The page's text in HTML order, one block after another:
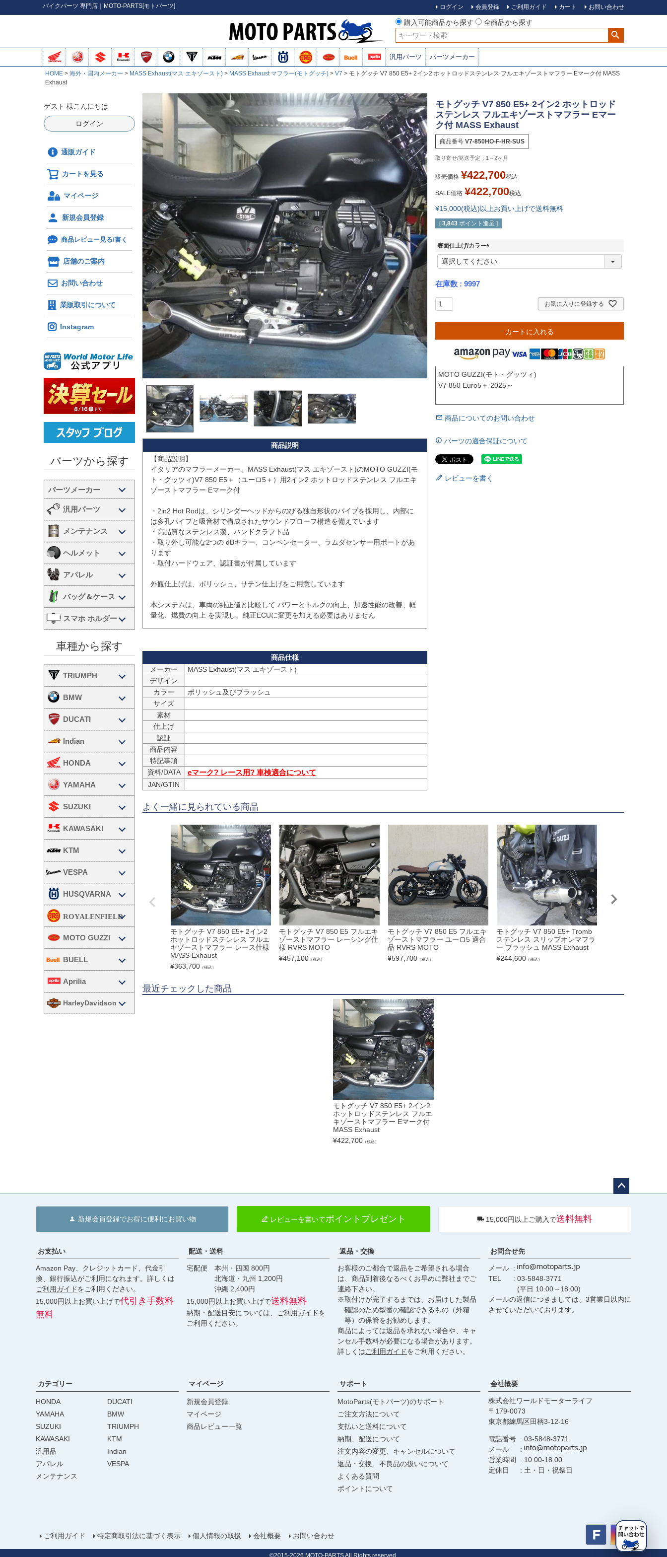
バイクパーツ 専門店｜MOTO-PARTS[モトパーツ] ログイン 会員登録 ご利用ガイド カート お問い合わせ
購入可能商品から探す
全商品から探す
検索
汎用パーツ パーツメーカー
HOME 海外・国内メーカー MASS Exhaust(マス エキゾースト) MASS Exhaust マフラー(モトグッチ) V7
モトグッチ V7 850 E5+ 2イン2 ホットロッドステンレス フルエキゾーストマフラー Eマーク付 MASS
Exhaust
ゲスト 様こんにちは
ログイン
通販ガイド
カートを見る
マイページ
新規会員登録
商品レビュー見る/書く
店舗のご案内
お問い合わせ
業販取引について
Instagram
パーツから探す
汎用パーツ
メンテナンス
ヘルメット
アパレル
バッグ＆ケース
スマホ ホルダー
車種から探す
TRIUMPH
BMW
DUCATI
Indian
HONDA
YAMAHA
SUZUKI
KAWASAKI
KTM
VESPA
HUSQVARNA
MOTO GUZZI
BUELL
Aprilia
HarleyDavidson
【商品説明】
イタリアのマフラーメーカー、MASS Exhaust(マス エキゾースト)のMOTO GUZZI(モ
ト・グッツィ)V7 850 E5＋（ユーロ5＋）用2イン2 ホットロッドステンレス フルエキ
ゾーストマフラー Eマーク付
・2in2 Hot Rodは、シリンダーヘッドからのびる独自形状のパイプを採用し、内部に
は多孔パイプと吸音材で構成されたサウンドプローフ構造を備えています
・高品質なステンレス製、ハンドクラフト品
・取り外し可能な2つの dBキラー、コンペンセーター、ラムダセンサー用ポートがあ
ります
・取付ハードウェア、認証書が付属しています
外観仕上げは、ポリッシュ、サテン仕上げをご用意しています
本システムは、車両の純正値と比較して パワーとトルクの向上、加速性能の改善、軽
メーカー
MASS Exhaust(マス エキゾースト)
デザイン
カラー
ポリッシュ及びブラッシュ
サイズ
素材
仕上げ
認証
商品内容
特記事項
資料/DATA
eマーク? レース用? 車検適合について
JAN/GTIN
モトグッチ V7 850 E5+ 2イン2 ホットロッド
ステンレス フルエキゾーストマフラー Eマー
ク付 MASS Exhaust
商品番号 V7-850HO-F-HR-SUS
1～2ヶ月
販売価格 ¥422,700税込
SALE価格 ¥422,700税込
¥15,000(税込)以上お買い上げで送料無料
[ 3,843 ポイント進呈 ]
表面仕上げ/カラー
(
必
在庫数 9997
お気に入りに登録する
カートに入れる
MOTO GUZZI(モト・グッツィ)
V7 850 Euro5＋ 2025～
商品についてのお問い合わせ
パーツの適合保証について
レビューを書く
よく一緒に見られている商品
モトグッチ V7 850 E5+ 2イン2
ホットロッドステンレス フルエ
キゾーストマフラー レース仕様
MASS Exhaust
¥363,700 （税込）
モトグッチ V7 850 E5 フルエキ
ゾーストマフラー レーシング仕
様 RVRS MOTO
¥457,100 （税込）
モトグッチ V7 850 E5 フルエキ
ゾーストマフラー ユーロ5 適合
品 RVRS MOTO
¥597,700 （税込）
モトグッチ V7 850 E5+ Tromb
ステンレス スリップオンマフラ
ー ブラッシュ MASS Exhaust
¥244,600 （税込）
最近チェックした商品
モトグッチ V7 850 E5+ 2イン2
ホットロッドステンレス フルエ
キゾーストマフラー Eマーク付
MASS Exhaust
¥422,700（税込）
へ
新規会員登録でお得に便利にお買い物 レビューを書いてポイントプレゼント 15,000円以上ご購入で送料無料
お支払い
Amazon Pay、クレジットカード、代金引
換、銀行振込がご利用になれます。詳しくは
ご利用ガイドをご利用ください。
15,000円以上お買い上げで代引き手数料
無料
配送・送料
宅配便 本州・四国 800円
北海道・九州 1,200円
沖縄 2,400円
15,000円以上お買い上げで送料無料
納期・配送目安については、 ご利用ガイドを
ご利用ください。
返品・交換
お客様のご都合で返品をご希望される場合
は、商品到着後なるべくお早めに弊社までご
連絡下さい。
※取付けが完了するまでは、お届けした製品
確認のため型番の確認できるもの（外箱
等）の保管をお勧めします。
商品によっては返品を承れない場合や、キャ
ンセル手数料が必要になる場合があります。
詳しくはご利用ガイドをご利用ください。
お問合せ先
メール
TEL
03-5848-3771
(平日 10:00～18:00)
メールの返信につきましては、3営業日以内に
させていただいております。
カテゴリー
HONDA
YAMAHA
SUZUKI
KAWASAKI
汎用品
アパレル
メンテナンス
DUCATI
BMW
TRIUMPH
KTM
Indian
VESPA
マイページ
新規会員登録
マイページ
商品レビュー一覧
サポート
MotoParts(モトパーツ)のサポート
ご注文方法について
支払いと送料について
納期、配送について
注文内容の変更、キャンセルについて
返品・交換、不良品の扱いについて
よくある質問
ポイントについて
会社概要
株式会社ワールドモーターライフ
179-0073
東京都練馬区田柄3-12-16
電話番号
03-5848-3771
メール
営業時間
10:00-18:00
定休日
土・日・祝祭日
ご利用ガイド 特定商取引法に基づく表示 個人情報の取扱 会社概要 お問い合わせ
©2015-2026 MOTO-PARTS All Rights reserved.